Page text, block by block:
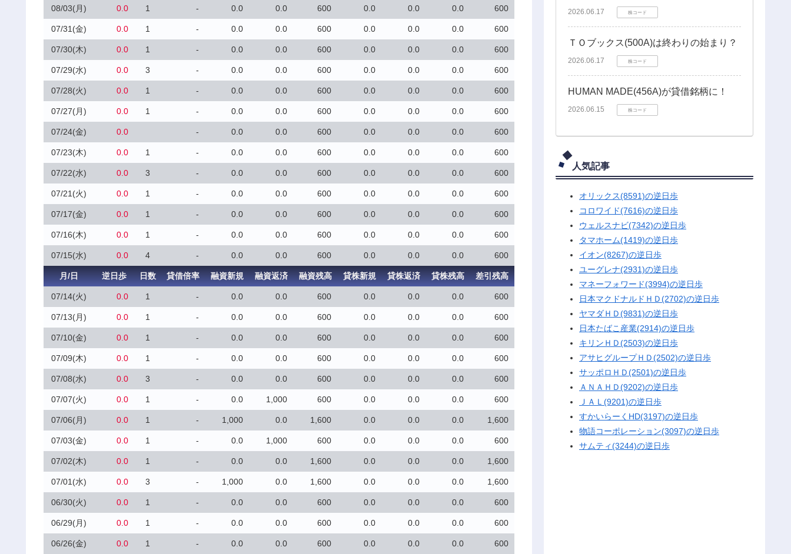
08/03(月) 0.0 1 - 0.0 0.0 600 0.0 0.0 0.0 600
07/31(金) 0.0 1 - 0.0 0.0 600 0.0 0.0 0.0 600
07/30(木) 0.0 1 - 0.0 0.0 600 0.0 0.0 0.0 600
07/29(水) 0.0 3 - 0.0 0.0 600 0.0 0.0 0.0 600
07/28(火) 0.0 1 - 0.0 0.0 600 0.0 0.0 0.0 600
07/27(月) 0.0 1 - 0.0 0.0 600 0.0 0.0 0.0 600
07/24(金) 0.0 - 0.0 0.0 600 0.0 0.0 0.0 600
07/23(木) 0.0 1 - 0.0 0.0 600 0.0 0.0 0.0 600
07/22(水) 0.0 3 - 0.0 0.0 600 0.0 0.0 0.0 600
07/21(火) 0.0 1 - 0.0 0.0 600 0.0 0.0 0.0 600
07/17(金) 0.0 1 - 0.0 0.0 600 0.0 0.0 0.0 600
07/16(木) 0.0 1 - 0.0 0.0 600 0.0 0.0 0.0 600
07/15(水) 0.0 4 - 0.0 0.0 600 0.0 0.0 0.0 600
月/日 逆日歩 日数 貸借倍率 融資新規 融資返済 融資残高 貸株新規 貸株返済 貸株残高 差引残高
07/14(火) 0.0 1 - 0.0 0.0 600 0.0 0.0 0.0 600
07/13(月) 0.0 1 - 0.0 0.0 600 0.0 0.0 0.0 600
07/10(金) 0.0 1 - 0.0 0.0 600 0.0 0.0 0.0 600
07/09(木) 0.0 1 - 0.0 0.0 600 0.0 0.0 0.0 600
07/08(水) 0.0 3 - 0.0 0.0 600 0.0 0.0 0.0 600
07/07(火) 0.0 1 - 0.0 1,000 600 0.0 0.0 0.0 600
07/06(月) 0.0 1 - 1,000 0.0 1,600 0.0 0.0 0.0 1,600
07/03(金) 0.0 1 - 0.0 1,000 600 0.0 0.0 0.0 600
07/02(木) 0.0 1 - 0.0 0.0 1,600 0.0 0.0 0.0 1,600
07/01(水) 0.0 3 - 1,000 0.0 1,600 0.0 0.0 0.0 1,600
06/30(火) 0.0 1 - 0.0 0.0 600 0.0 0.0 0.0 600
06/29(月) 0.0 1 - 0.0 0.0 600 0.0 0.0 0.0 600
06/26(金) 0.0 1 - 0.0 0.0 600 0.0 0.0 0.0 600
2026.06.17 株コード
ＴＯブックス(500A)は終わりの始まり？
2026.06.17 株コード
HUMAN MADE(456A)が貸借銘柄に！
2026.06.15 株コード
人気記事
オリックス(8591)の逆日歩
コロワイド(7616)の逆日歩
ウェルスナビ(7342)の逆日歩
タマホーム(1419)の逆日歩
イオン(8267)の逆日歩
ユーグレナ(2931)の逆日歩
マネーフォワード(3994)の逆日歩
日本マクドナルドＨＤ(2702)の逆日歩
ヤマダＨＤ(9831)の逆日歩
日本たばこ産業(2914)の逆日歩
キリンＨＤ(2503)の逆日歩
アサヒグループＨＤ(2502)の逆日歩
サッポロＨＤ(2501)の逆日歩
ＡＮＡＨＤ(9202)の逆日歩
ＪＡＬ(9201)の逆日歩
すかいらーくHD(3197)の逆日歩
物語コーポレーション(3097)の逆日歩
サムティ(3244)の逆日歩